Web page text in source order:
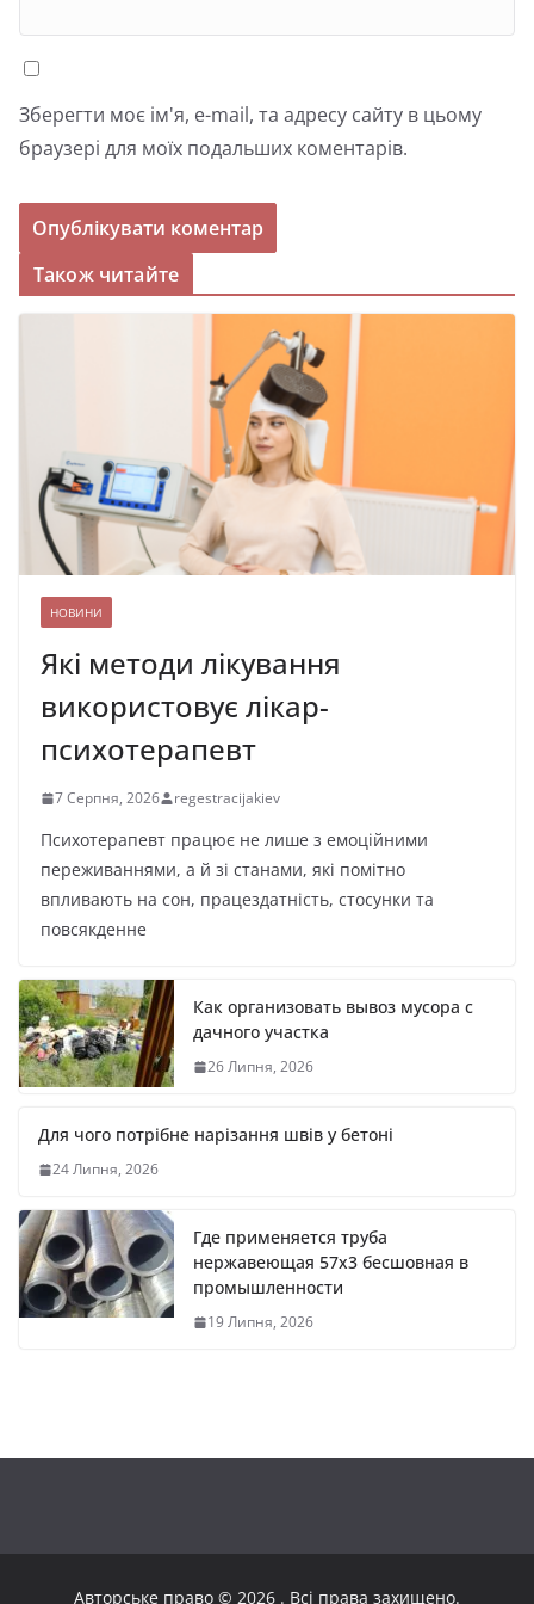
Зберегти моє ім'я, e-mail, та адресу сайту в цьому
браузері для моїх подальших коментарів.
Також читайте
НОВИНИ
Які методи лікування
використовує лікар-
психотерапевт
7 Серпня, 2026 regestracijakiev
Психотерапевт працює не лише з емоційними
переживаннями, а й зі станами, які помітно
впливають на сон, працездатність, стосунки та
повсякденне
Как организовать вывоз мусора с
дачного участка
26 Липня, 2026
Для чого потрібне нарізання швів у бетоні
24 Липня, 2026
Где применяется труба
нержавеющая 57х3 бесшовная в
промышленности
19 Липня, 2026
Авторське право © 2026 . Всі права захищено.